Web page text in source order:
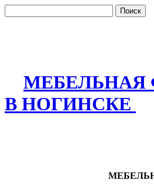
МЕБЕЛЬНАЯ
В НОГИНСКЕ